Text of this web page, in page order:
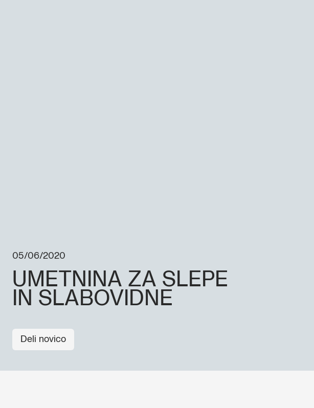
05/06/2020
UMETNINA ZA SLEPE
IN SLABOVIDNE
Deli novico